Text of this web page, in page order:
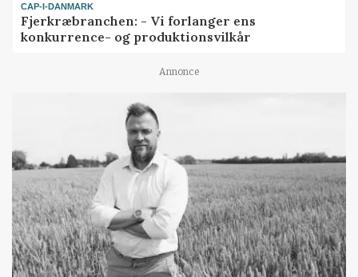
CAP-I-DANMARK
Fjerkræbranchen: - Vi forlanger ens
konkurrence- og produktionsvilkår
Annonce